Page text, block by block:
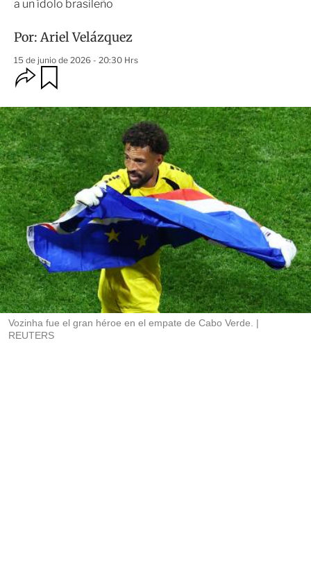
a un ídolo brasileño
Por:Ariel Velázquez
15 de junio de 2026 - 20:30 Hrs
O
p
i
o
n
e
s
d
e
c
o
m
p
a
r
t
i
r
r
d
a
r
Vozinha fue el gran héroe en el empate de Cabo Verde.
REUTERS